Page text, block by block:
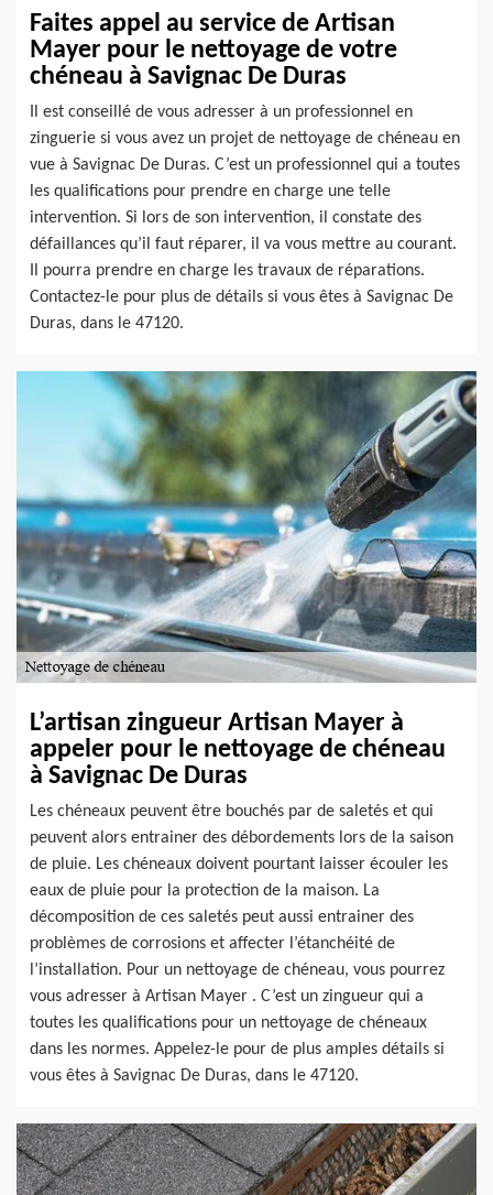
Faites appel au service de Artisan
Mayer pour le nettoyage de votre
chéneau à Savignac De Duras
Il est conseillé de vous adresser à un professionnel en
zinguerie si vous avez un projet de nettoyage de chéneau en
vue à Savignac De Duras. C’est un professionnel qui a toutes
les qualifications pour prendre en charge une telle
intervention. Si lors de son intervention, il constate des
défaillances qu’il faut réparer, il va vous mettre au courant.
Il pourra prendre en charge les travaux de réparations.
Contactez-le pour plus de détails si vous êtes à Savignac De
Duras, dans le 47120.
L’artisan zingueur Artisan Mayer à
appeler pour le nettoyage de chéneau
à Savignac De Duras
Les chéneaux peuvent être bouchés par de saletés et qui
peuvent alors entrainer des débordements lors de la saison
de pluie. Les chéneaux doivent pourtant laisser écouler les
eaux de pluie pour la protection de la maison. La
décomposition de ces saletés peut aussi entrainer des
problèmes de corrosions et affecter l’étanchéité de
l’installation. Pour un nettoyage de chéneau, vous pourrez
vous adresser à Artisan Mayer . C’est un zingueur qui a
toutes les qualifications pour un nettoyage de chéneaux
dans les normes. Appelez-le pour de plus amples détails si
vous êtes à Savignac De Duras, dans le 47120.